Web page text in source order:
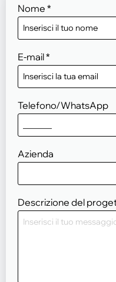
Nome *
E-mail*
Telefono/WhatsApp
Azienda
Descrizione del